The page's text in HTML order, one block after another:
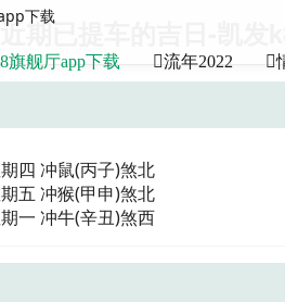
下载
旗舰厅app下载 流年2022
期已提车的吉日-凯发
四 冲鼠(丙子)煞北
五 冲猴(甲申)煞北
一 冲牛(辛丑)煞西